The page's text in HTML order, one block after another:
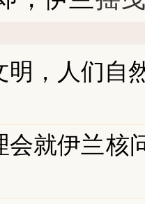
明，人们自
会就伊兰核